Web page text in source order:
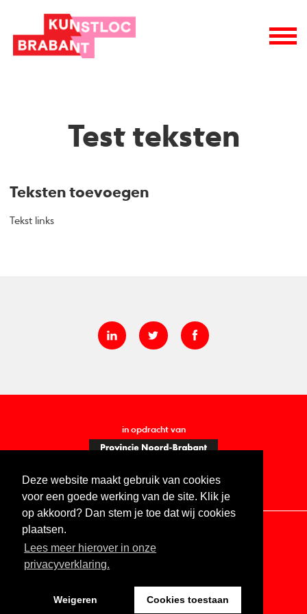
Deze website maakt gebruik van cookies
voor een goede werking van de site. Klik je
op akkoord? Dan stem je toe dat wij cookies
plaatsen.
Lees meer hierover in onze
privacyverklaring.
Weigeren Cookies toestaan
raad van toezicht
Test teksten
Teksten toevoegen
Tekst links
in opdracht van
Contact Vacatures ANBI
Digitale toegankelijkheid